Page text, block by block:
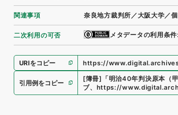
関連事項 奈良地方裁判所／大阪大学／
二次利用の可否 メタデータの利用条
URIをコピー https://
引用例をコピー
[簿冊] 「明治40年判決原本（
ブ、 https://